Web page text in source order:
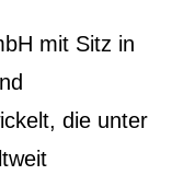
mit Sitz in
die unter